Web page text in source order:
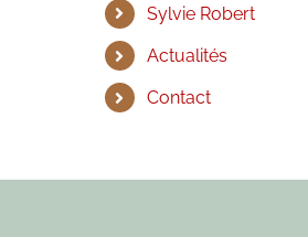
Sylvie Robert
Actualités
Contact